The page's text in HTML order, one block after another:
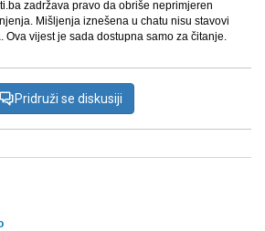
zadržava pravo da obriše neprimjeren
Mišljenja iznešena u chatu nisu stavovi
vijest je sada dostupna samo za čitanje.
Pridruži se diskusiji